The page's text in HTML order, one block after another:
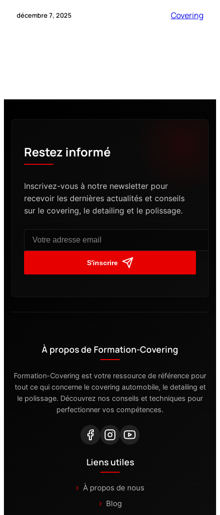
décembre 7, 2025 Covering
Restez informé
Inscrivez-vous à notre newsletter pour
recevoir les dernières actualités et conseils
sur le covering, le detailing et le polissage.
S'inscrire
À propos de Formation-Covering
Formation-Covering est votre ressource de référence pour
tout ce qui concerne le covering automobile, le detailing et
le polissage. Découvrez nos conseils et techniques pour
perfectionner vos compétences.
Liens utiles
À propos de nous
Blog